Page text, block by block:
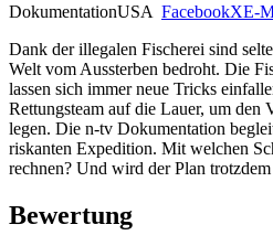
DokumentationUSA FacebookXE-
Dank der illegalen Fischerei sind
Welt vom Aussterben bedroht. Die
lassen sich immer neue Tricks
Rettungsteam auf die Lauer, um den
legen. Die n-tv Dokumentation
riskanten Expedition. Mit welchen
rechnen? Und wird der Plan
Bewertung